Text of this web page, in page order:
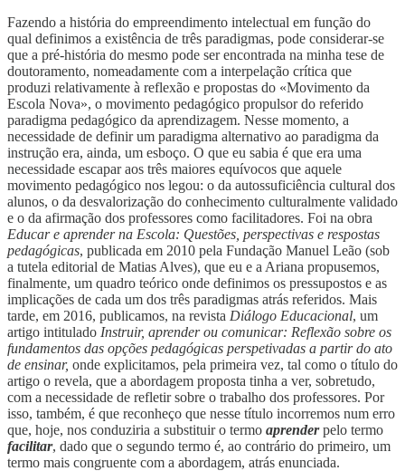
Fazendo a história do empreendimento intelectual em função do
qual definimos a existência de três paradigmas, pode considerar-se
que a pré-história do mesmo pode ser encontrada na minha tese de
doutoramento, nomeadamente com a interpelação crítica que
produzi relativamente à reflexão e propostas do «Movimento da
Escola Nova», o movimento pedagógico propulsor do referido
paradigma pedagógico da aprendizagem. Nesse momento, a
necessidade de definir um paradigma alternativo ao paradigma da
instrução era, ainda, um esboço. O que eu sabia é que era uma
necessidade escapar aos três maiores equívocos que aquele
movimento pedagógico nos legou: o da autossuficiência cultural dos
alunos, o da desvalorização do conhecimento culturalmente validado
e o da afirmação dos professores como facilitadores. Foi na obra
Educar e aprender na Escola: Questões, perspectivas e respostas
pedagógicas, publicada em 2010 pela Fundação Manuel Leão (sob
a tutela editorial de Matias Alves), que eu e a Ariana propusemos,
finalmente, um quadro teórico onde definimos os pressupostos e as
implicações de cada um dos três paradigmas atrás referidos. Mais
tarde, em 2016, publicamos, na revista Diálogo Educacional, um
artigo intitulado Instruir, aprender ou comunicar: Reflexão sobre os
fundamentos das opções pedagógicas perspetivadas a partir do ato
de ensinar, onde explicitamos, pela primeira vez, tal como o título do
artigo o revela, que a abordagem proposta tinha a ver, sobretudo,
com a necessidade de refletir sobre o trabalho dos professores. Por
isso, também, é que reconheço que nesse título incorremos num erro
que, hoje, nos conduziria a substituir o termo aprenderpelo termo
facilitar, dado que o segundo termo é, ao contrário do primeiro, um
termo mais congruente com a abordagem, atrás enunciada.